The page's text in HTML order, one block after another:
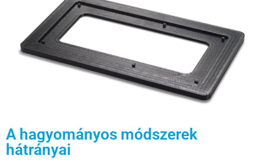
A hagyományos módszerek
hátrányai